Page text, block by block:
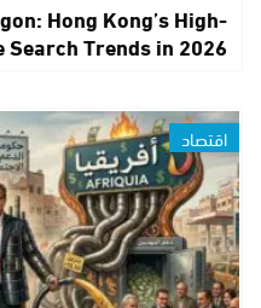
Hong Kong’s High-
Search Trends in 2026
اقتصاد